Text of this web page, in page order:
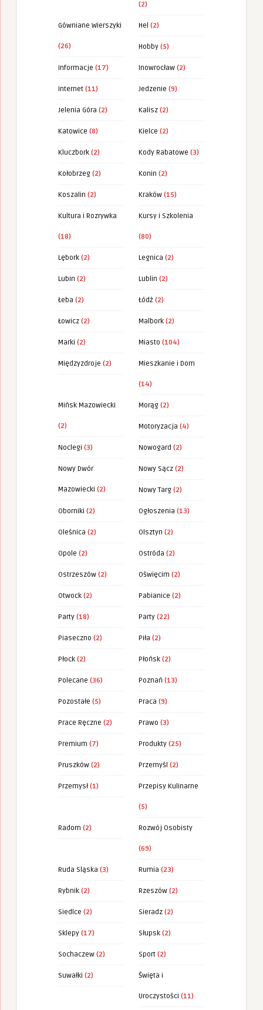
(2)
Gówniane Wierszyki
(26)
Hel (2)
Hobby (5)
Informacje (17) Inowrocław (2)
Internet (11) Jedzenie (9)
Jelenia Góra (2) Kalisz (2)
Katowice (8) Kielce (2)
Kluczbork (2) Kody Rabatowe (3)
Kołobrzeg (2) Konin (2)
Koszalin (2) Kraków (15)
Kultura i Rozrywka
(18)
Kursy i Szkolenia
(80)
Lębork (2) Legnica (2)
Lubin (2) Lublin (2)
Łeba (2) Łódź (2)
Łowicz (2) Malbork (2)
Marki (2) Miasto (104)
Międzyzdroje (2) Mieszkanie i Dom
(14)
Mińsk Mazowiecki
(2)
Morąg (2)
Motoryzacja (4)
Noclegi (3) Nowogard (2)
Nowy Dwór
Mazowiecki (2)
Nowy Sącz (2)
Nowy Targ (2)
Oborniki (2) Ogłoszenia (13)
Oleśnica (2) Olsztyn (2)
Opole (2) Ostróda (2)
Ostrzeszów (2) Oświęcim (2)
Otwock (2) Pabianice (2)
Party (18) Party (22)
Piaseczno (2) Piła (2)
Płock (2) Płońsk (2)
Polecane (36) Poznań (13)
Pozostałe (5) Praca (9)
Prace Ręczne (2) Prawo (3)
Premium (7) Produkty (25)
Pruszków (2) Przemyśl (2)
Przemysł (1) Przepisy Kulinarne
(5)
Radom (2) Rozwój Osobisty
(69)
Ruda Sląska (3) Rumia (23)
Rybnik (2) Rzeszów (2)
Siedlce (2) Sieradz (2)
Sklepy (17) Słupsk (2)
Sochaczew (2) Sport (2)
Suwałki (2) Święta i
Uroczystości (11)